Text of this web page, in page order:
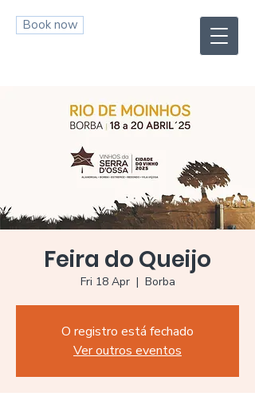
Book now
Feira do Queijo
Fri 18 Apr
  |
Borba
O registro está fechado
Ver outros eventos